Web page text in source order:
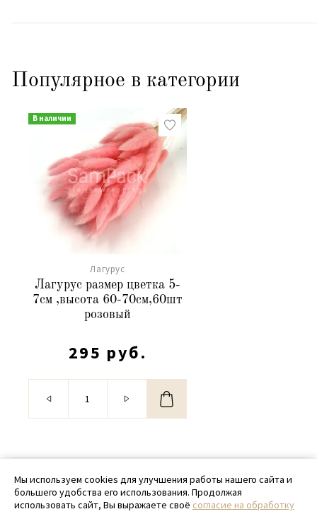
Популярное в категории
В наличии
Лагурус
Лагурус размер цветка 5-
7см ,высота 60-70см,60шт
розовый
295 руб.
© 2020 - 2026 SamPack
+ 7 (918) 699-97-87
Мы используем cookies для улучшения работы нашего сайта и
большего удобства его использования. Продолжая
использовать сайт, Вы выражаете своё согласие на обработку